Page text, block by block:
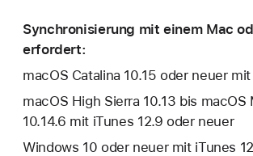
Synchronisierung mit einem Mac
erfordert:
macOS Catalina 10.15 oder neuer
macOS High Sierra 10.13 bis macOS
10.14.6 mit iTunes 12.9 oder neuer
Windows 10 oder neuer mit iTunes